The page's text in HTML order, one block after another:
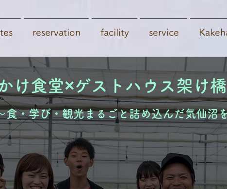
reservation facility ​service
け食堂×ゲストハウス架け
食・学び・観光まるごと詰め込んだ気仙沼